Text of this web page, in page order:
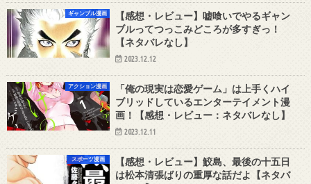
ギャンブル漫画
【感想・レビュー】嘘喰いでやるギャン
ブルってつっこみどころが多すぎっ！
【ネタバレなし】
2023.12.12
アクション漫画
「俺の現実は恋愛ゲーム」は上手くハイ
ブリッドしているエンターテイメント漫
画！【感想・レビュー：ネタバレなし】
2023.12.11
スポーツ漫画
【感想・レビュー】鮫島、最後の十五日
は松本清張ばりの重厚な話だよ【ネタバ